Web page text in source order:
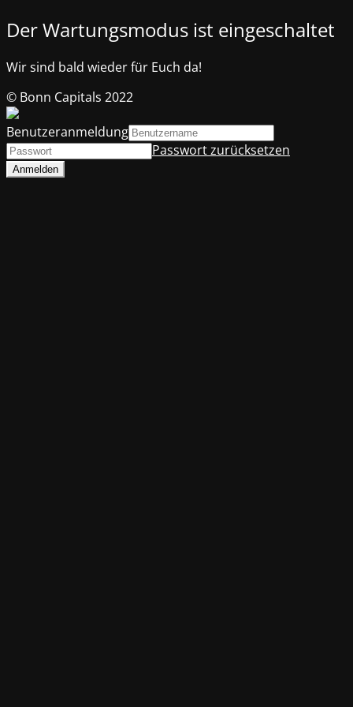
Der Wartungsmodus ist eingeschaltet
Wir sind bald wieder für Euch da!
© Bonn Capitals 2022
Benutzeranmeldung
Passwort zurücksetzen